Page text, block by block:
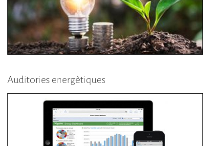
Auditories energètiques